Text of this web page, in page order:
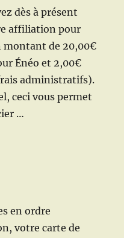
dès à présent
affiliation pour
montant de 20,00€
Énéo et 2,00€
administratifs).
ceci vous permet
…
en ordre
votre carte de